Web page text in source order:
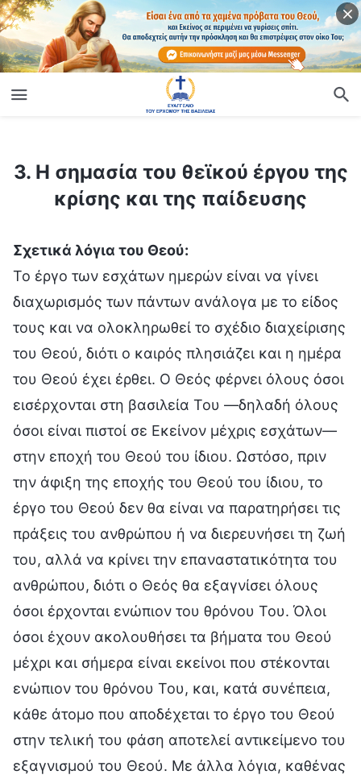
3. Η σημασία του θεϊκού έργου της
κρίσης και της παίδευσης
Σχετικά λόγια του Θεού:
Το έργο των εσχάτων ημερών είναι να γίνει
διαχωρισμός των πάντων ανάλογα με το είδος
τους και να ολοκληρωθεί το σχέδιο διαχείρισης
του Θεού, διότι ο καιρός πλησιάζει και η ημέρα
του Θεού έχει έρθει. Ο Θεός φέρνει όλους όσοι
εισέρχονται στη βασιλεία Του —δηλαδή όλους
όσοι είναι πιστοί σε Εκείνον μέχρις εσχάτων—
στην εποχή του Θεού του ίδιου. Ωστόσο, πριν
την άφιξη της εποχής του Θεού του ίδιου, το
έργο του Θεού δεν θα είναι να παρατηρήσει τις
πράξεις του ανθρώπου ή να διερευνήσει τη ζωή
του, αλλά να κρίνει την επαναστατικότητα του
ανθρώπου, διότι ο Θεός θα εξαγνίσει όλους
όσοι έρχονται ενώπιον του θρόνου Του. Όλοι
όσοι έχουν ακολουθήσει τα βήματα του Θεού
μέχρι και σήμερα είναι εκείνοι που στέκονται
ενώπιον του θρόνου Του, και, κατά συνέπεια,
κάθε άτομο που αποδέχεται το έργο του Θεού
στην τελική του φάση αποτελεί αντικείμενο του
εξαγνισμού του Θεού. Με άλλα λόγια, καθένας